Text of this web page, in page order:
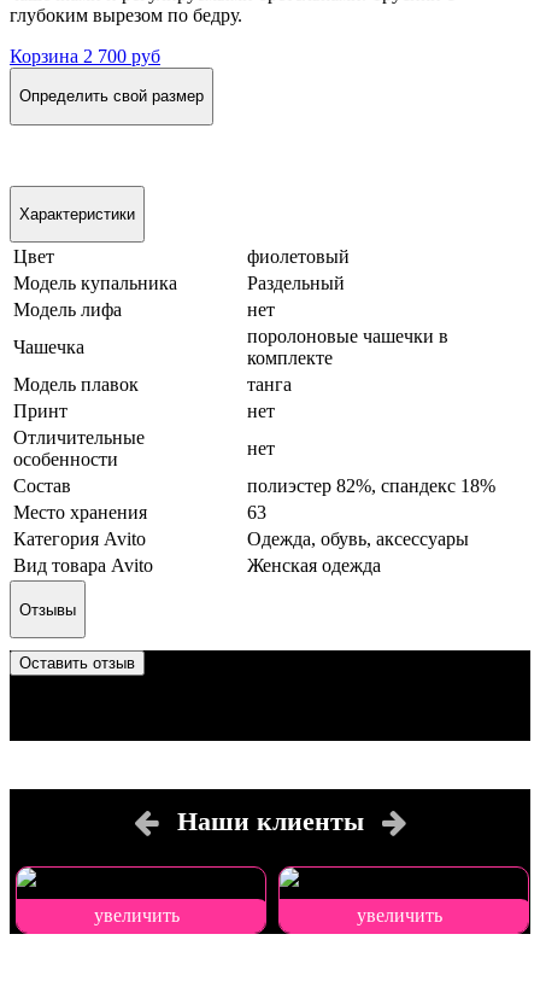
глубоким вырезом по бедру.
Корзина 2 700 руб
Определить свой размер
Характеристики
Цвет
фиолетовый
Модель купальника
Раздельный
Модель лифа
нет
Чашечка
поролоновые чашечки в
комплекте
Модель плавок
танга
Принт
нет
Отличительные
особенности
нет
Состав
полиэстер 82%, спандекс 18%
Место хранения
63
Категория Avito
Одежда, обувь, аксессуары
Вид товара Avito
Женская одежда
Отзывы
Оставить отзыв
Наши клиенты
увеличить увеличить